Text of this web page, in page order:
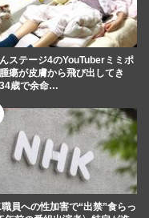
ステージ4のYouTuberミミポ
瘍が皮膚から飛び出してき
歳で余命…
員への性加害で“出禁”食らっ